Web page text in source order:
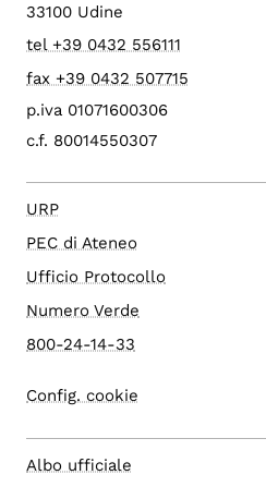
33100 Udine
tel +39 0432 556111
fax +39 0432 507715
p.iva 01071600306
c.f. 80014550307
URP
PEC di Ateneo
Ufficio Protocollo
Numero Verde
800-24-14-33
Config. cookie
Albo ufficiale